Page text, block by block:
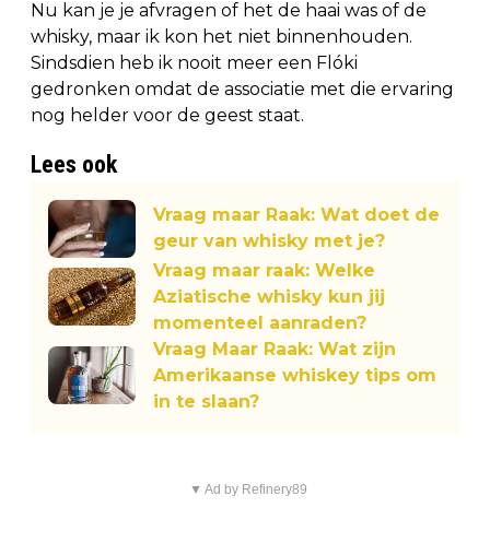
Nu kan je je afvragen of het de haai was of de
whisky, maar ik kon het niet binnenhouden.
Sindsdien heb ik nooit meer een Flóki
gedronken omdat de associatie met die ervaring
nog helder voor de geest staat.
Lees ook
Vraag maar Raak: Wat doet de
geur van whisky met je?
Vraag maar raak: Welke
Aziatische whisky kun jij
momenteel aanraden?
Vraag Maar Raak: Wat zijn
Amerikaanse whiskey tips om
in te slaan?
▼ Ad by Refinery89